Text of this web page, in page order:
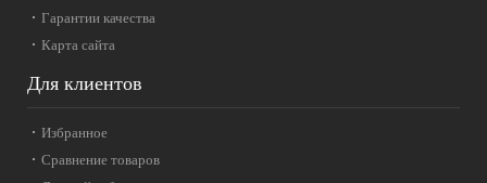
Гарантии качества
Карта сайта
Для клиентов
Избранное
Сравнение товаров